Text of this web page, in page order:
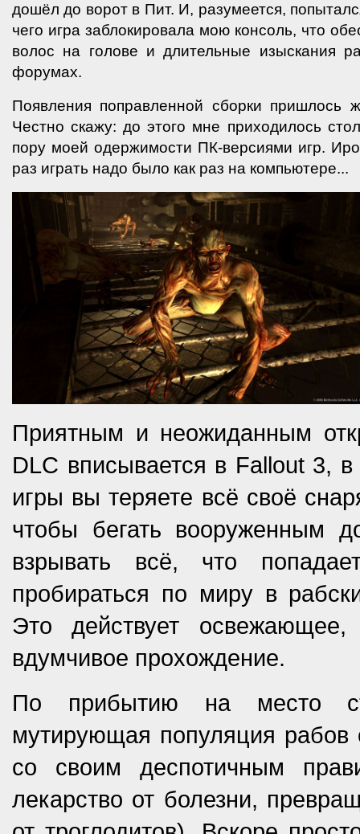
дошёл до ворот в Пит. И, разумеется,
чего игра заблокировала мою консоль, что
волос на голове и длительные изыскания
форумах.
Появления поправленной сборки пришлось
Честно скажу: до этого мне приходилось
пору моей одержимости ПК-версиями игр.
раз играть надо было как раз на компьютере...
Приятным и неожиданным
DLC вписывается в Fallout 3,
игры вы теряете всё своё
чтобы бегать вооруженным
взрывать всё, что
пробираться по миру в
Это действует освежающее,
вдумчивое прохождение.
По прибытию на место
мутирующая популяция рабов
со своим деспотичным
лекарство от болезни,